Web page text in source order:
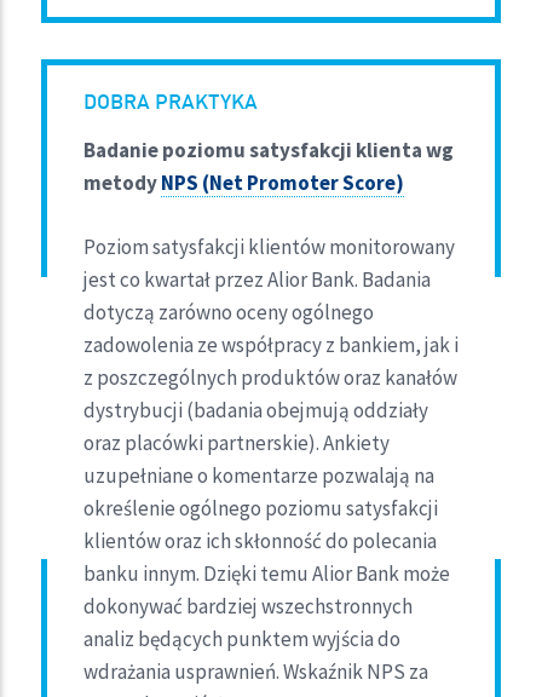
DOBRA PRAKTYKA
Badanie poziomu satysfakcji klienta wg
metodyNPS (Net Promoter Score)
Poziom satysfakcji klientów monitorowany
jest co kwartał przez Alior Bank. Badania
dotyczą zarówno oceny ogólnego
zadowolenia ze współpracy z bankiem, jak i
z poszczególnych produktów oraz kanałów
dystrybucji (badania obejmują oddziały
oraz placówki partnerskie). Ankiety
uzupełniane o komentarze pozwalają na
określenie ogólnego poziomu satysfakcji
klientów oraz ich skłonność do polecania
banku innym. Dzięki temu Alior Bank może
dokonywać bardziej wszechstronnych
analiz będących punktem wyjścia do
wdrażania usprawnień. Wskaźnik NPS za